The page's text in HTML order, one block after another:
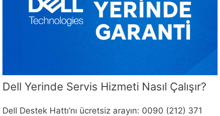
Dell Yerinde Servis Hizmeti Nasıl Çalışır?
Dell Destek Hattı’nı ücretsiz arayın: 0090 (212) 371